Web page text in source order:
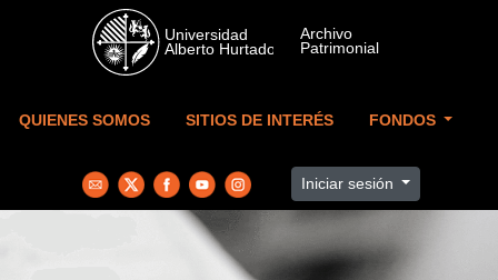
Skip to main content
QUIENES SOMOS SITIOS DE INTERÉS FONDOS
Iniciar sesión